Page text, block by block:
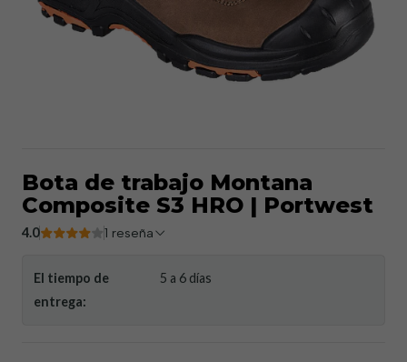
Bota de trabajo Montana
Composite S3 HRO | Portwest
4.0 1 reseña
El tiempo de
entrega:
5 a 6 días